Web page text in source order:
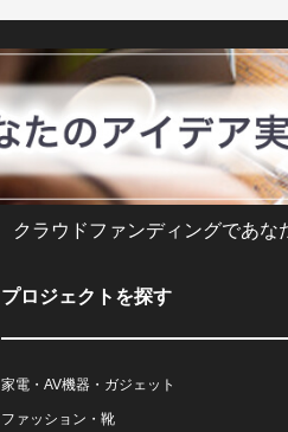
クラウドファンディングであ
プロジェクトを探す
家電・AV機器・ガジェット
ファッション・靴